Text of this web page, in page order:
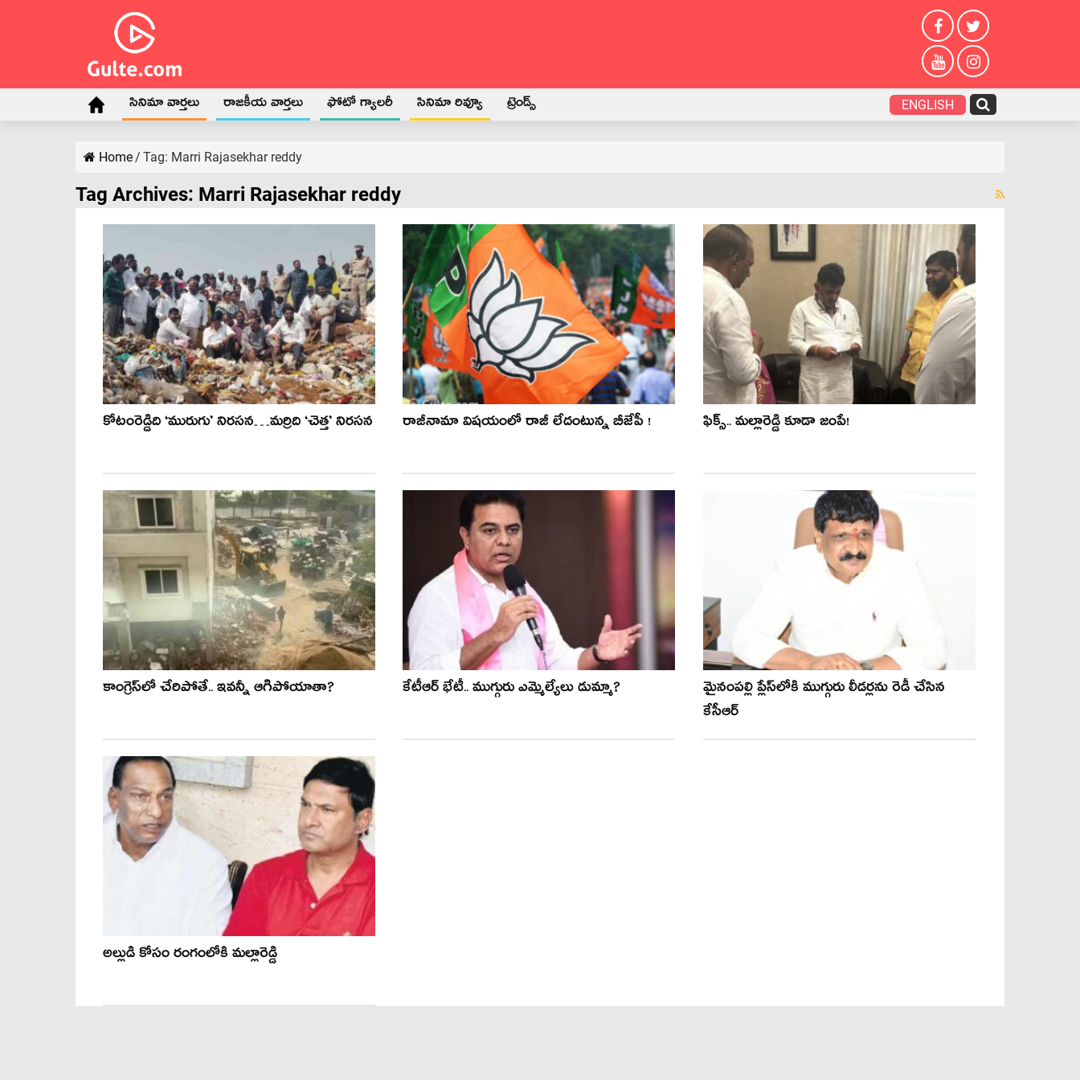
సినిమా వార్తలు రాజకీయ వార్తలు ఫోటో గ్యాలరీ సినిమా రివ్యూ ట్రెండ్స్ ENGLISH
Home/ Tag: Marri Rajasekhar reddy
Tag Archives: Marri Rajasekhar reddy
కోటంరెడ్డిది ‘మురుగు’ నిరసన…మర్రిది ‘చెత్త’ నిరసన రాజీనామా విషయంలో రాజీ లేదంటున్న బీజేపీ ! ఫిక్స్‌.. మ‌ల్లారెడ్డి కూడా జంపే!
కాంగ్రెస్‌లో చేరిపోతే.. ఇవ‌న్నీ ఆగిపోయాతా? కేటీఆర్ భేటీ.. ముగ్గురు ఎమ్మెల్యేలు డుమ్మా?
మైనంప‌ల్లి ప్లేస్‌లోకి ముగ్గురు లీడ‌ర్ల‌ను రెడీ చేసిన
కేసీఆర్‌
అల్లుడి కోసం రంగంలోకి మల్లారెడ్డి